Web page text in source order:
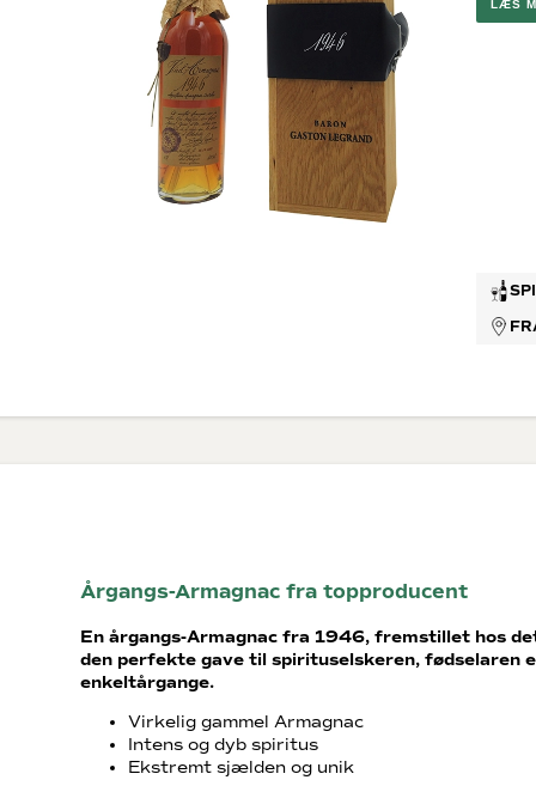
LÆS
Årgangs-Armagnac fra topproducent
En årgangs-Armagnac fra 1946, fremstillet hos
den perfekte gave til spirituselskeren, fødselaren
enkeltårgange.
Virkelig gammel Armagnac
Intens og dyb spiritus
Ekstremt sjælden og unik